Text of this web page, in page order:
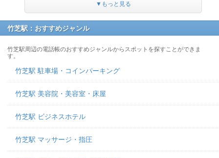
▼もっと見る
竹芝駅：おすすめジャンル
竹芝駅周辺の電話帳のおすすめジャンルからスポットを探すことができま
す。
竹芝駅 駐車場・コインパーキング
竹芝駅 美容院・美容室・床屋
竹芝駅 ビジネスホテル
竹芝駅 マッサージ・指圧